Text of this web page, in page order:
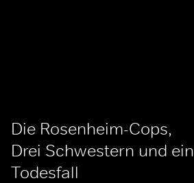
Die Rosenheim-Cops,
Drei Schwestern und ein
Todesfall